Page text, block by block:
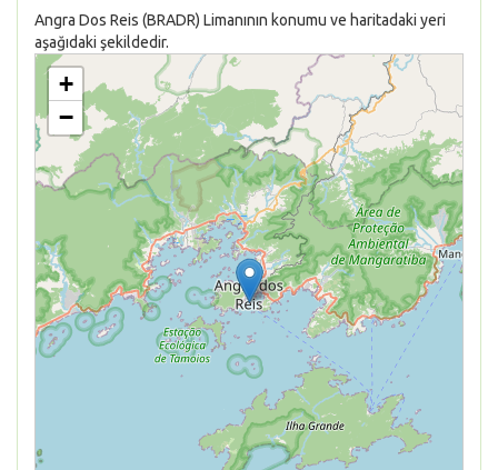
Angra Dos Reis (BRADR) Limanının konumu ve haritadaki yeri
aşağıdaki şekildedir.
+
−